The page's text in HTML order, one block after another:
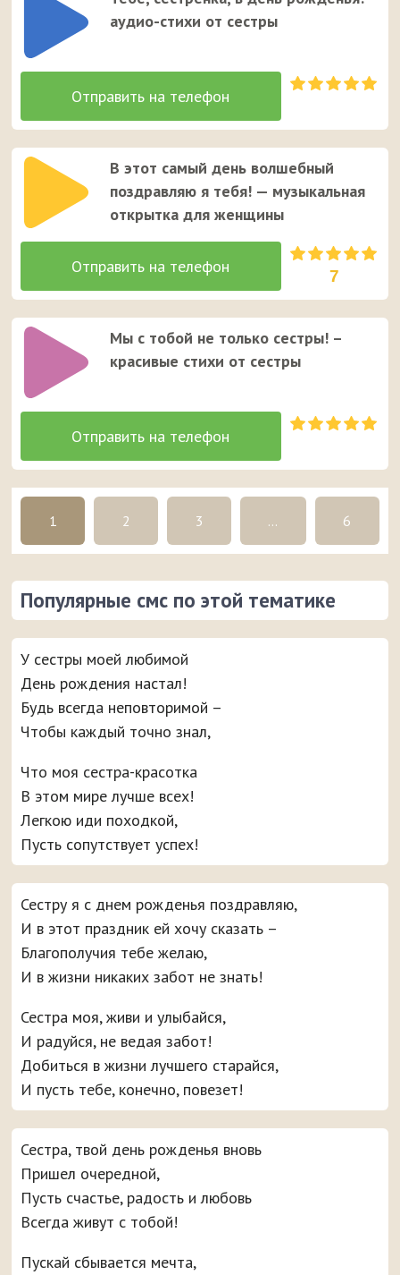
аудио-стихи от сестры
В этот самый день волшебный
поздравляю я тебя! — музыкальная
открытка для женщины
7
Мы с тобой не только сестры! –
красивые стихи от сестры
1 2 3 ... 6
Популярные смс по этой тематике
У сестры моей любимой
День рождения настал!
Будь всегда неповторимой –
Чтобы каждый точно знал,
Что моя сестра-красотка
В этом мире лучше всех!
Легкою иди походкой,
Пусть сопутствует успех!
Сестру я с днем рожденья поздравляю,
И в этот праздник ей хочу сказать –
Благополучия тебе желаю,
И в жизни никаких забот не знать!
Сестра моя, живи и улыбайся,
И радуйся, не ведая забот!
Добиться в жизни лучшего старайся,
И пусть тебе, конечно, повезет!
Сестра, твой день рожденья вновь
Пришел очередной,
Пусть счастье, радость и любовь
Всегда живут с тобой!
Пускай сбывается мечта,